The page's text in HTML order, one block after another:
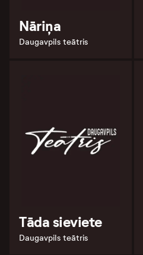
Nāriņa
Daugavpils teātris
Tāda sieviete
Daugavpils teātris